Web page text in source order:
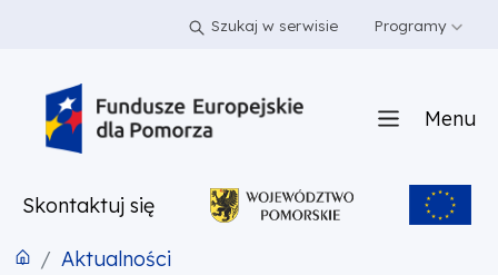
PRZEJDŹ DO TREŚCI Szukaj w serwisie Programy
Menu
Skontaktuj się
Aktualności